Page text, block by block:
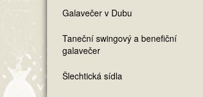
Galavečer v Dubu
Taneční swingový a benefiční
galavečer
Šlechtická sídla